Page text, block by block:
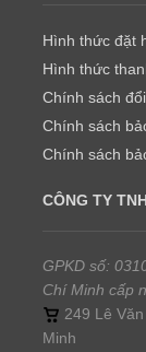
Hình thức đặt
Hình thức
Chính sách
Chính sách
Chính sách
CÔNG TY
GPKD số:
Chí Minh cấp
249 Lê
Minh